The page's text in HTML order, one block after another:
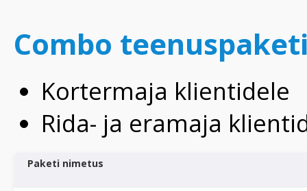
Combo
Kortermaja klientidele
Rida- ja eramaja
Paketi nimetus